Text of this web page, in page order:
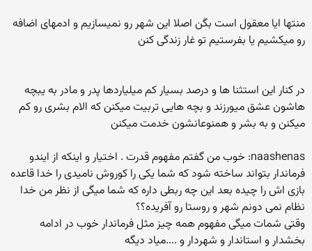
منتها ایا معقول است بگن اصلا این شهر رو نمیسازیم و ادمهای اضافه
رو میکشیم یا بفرستیم تو غار زندگی کنن
در کنار این استثنا ها و درصد بسیار کم میلیاردها پدر و مادر به یبچه
هاشون عشق میورزند و بچه هایی تربیت میکنن که الام بشری رو کم
میکنن و به بشر و همنوعانشون خدمت میکنن
naashenas: خوب من گفتم مفهوم قدرت . اختیار و اینکه از ایندو
فرماندار بتواند ساخته شود که شما یکی را کوروش نامیدی را خدا قاعده
بازی اش را چیده بعد این چه ربطی داره که شما میگی از نظر من خدا
نظام نمی دونم شهر و روستا رو آفریده؟؟
وقتی شمات میگی مفهوم همه چیز مثل فرماندار خوب در ادامه
بخشدار و استاندار و شهردار و ....میاد دیگه